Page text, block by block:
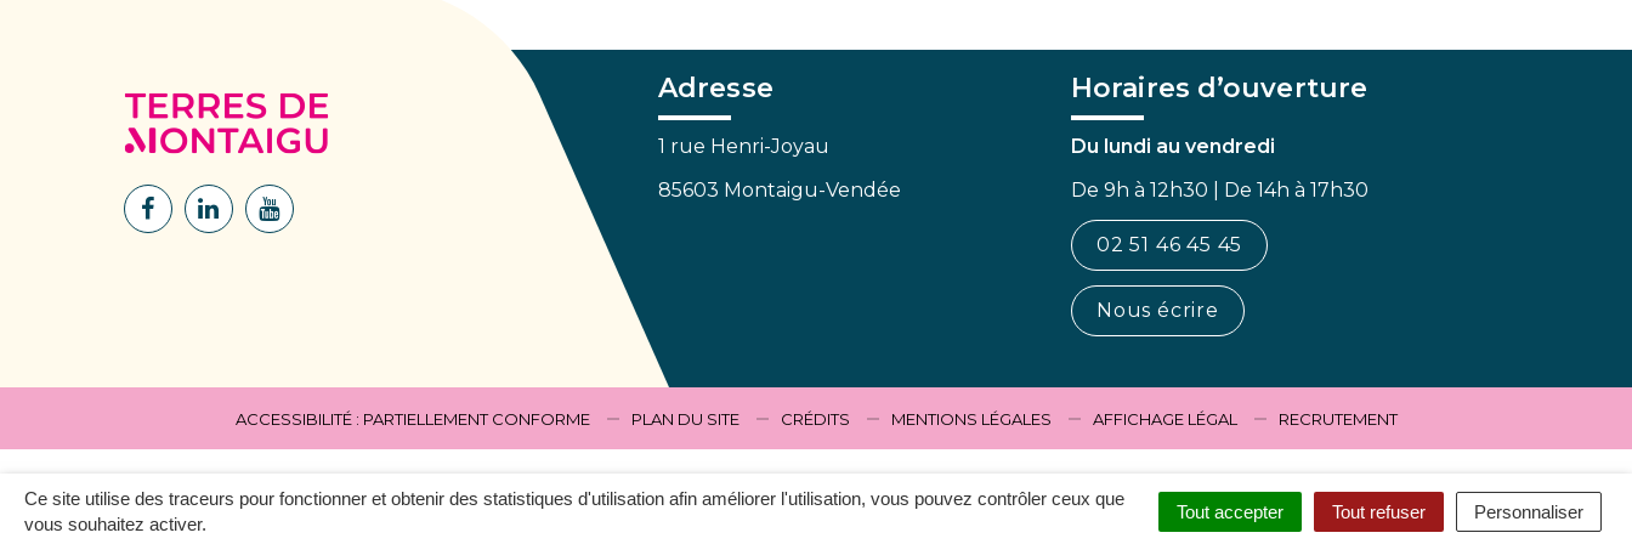
Ce site utilise des traceurs pour fonctionner et obtenir des statistiques d'utilisation afin améliorer l'utilisation, vous pouvez contrôler ceux que
vous souhaitez activer.
Tout accepter Tout refuser Personnaliser
Lien
Lien
Lien
Adresse
1 rue Henri-Joyau
85603 Montaigu-Vendée
Horaires d’ouverture
Du lundi au vendredi
De 9h à 12h30 | De 14h à 17h30
02 51 46 45 45
Nous écrire
ACCESSIBILITÉ : PARTIELLEMENT CONFORME PLAN DU SITE CRÉDITS MENTIONS LÉGALES AFFICHAGE LÉGAL RECRUTEMENT